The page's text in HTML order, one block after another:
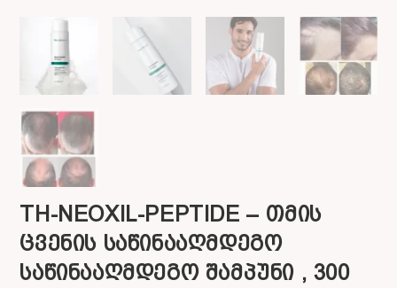
TH-NEOXIL-PEPTIDE – თმის
ცვენის საწინააღმდეგო
საწინააღმდეგო შამპუნი , 300